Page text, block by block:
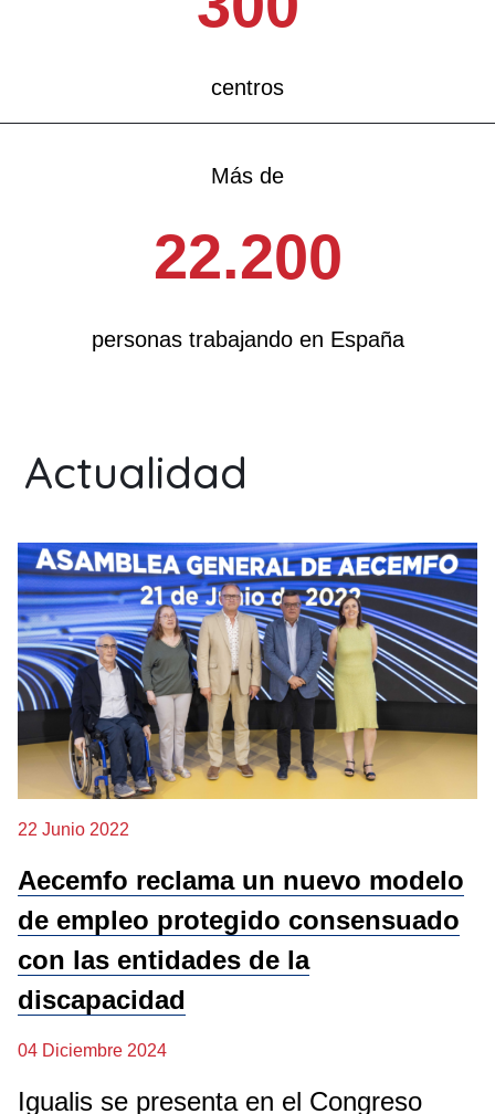
centros
Más de
22.200
personas trabajando en España
Actualidad
22 Junio 2022
Aecemfo reclama un nuevo modelo
de empleo protegido consensuado
con las entidades de la
discapacidad
04 Diciembre 2024
Igualis se presenta en el Congreso